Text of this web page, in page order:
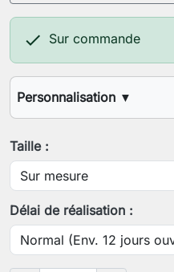
 Sur commande
Personnalisation ▼
Votre tour de tête
Enregistrer la
Taille :
Délai de réalisation :